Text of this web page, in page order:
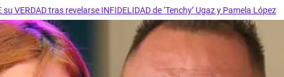
VERDAD tras revelarse INFIDELIDAD de ‘Tenchy’ Ugaz y Pamela López